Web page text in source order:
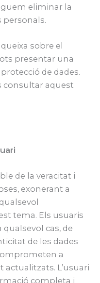
eliminar la
personals.
sobre el
presentar una
de dades.
consultar aquest
de la veracitat i
exonerant a
tema. Els usuaris
cas, de
de les dades
a
L’usuari
completa i